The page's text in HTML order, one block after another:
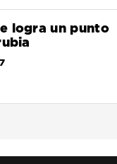
logra un punto